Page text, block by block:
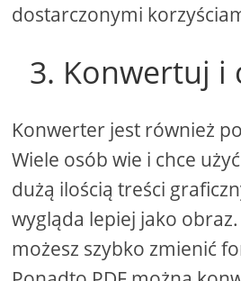
dostarczonymi
3. Konwertuj i
Konwerter jest również
Wiele osób wie i chce
dużą ilością treści
wygląda lepiej jako
możesz szybko zmienić